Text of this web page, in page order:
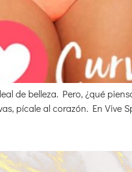
de belleza. Pero, ¿qué
pícale al corazón. En Vive